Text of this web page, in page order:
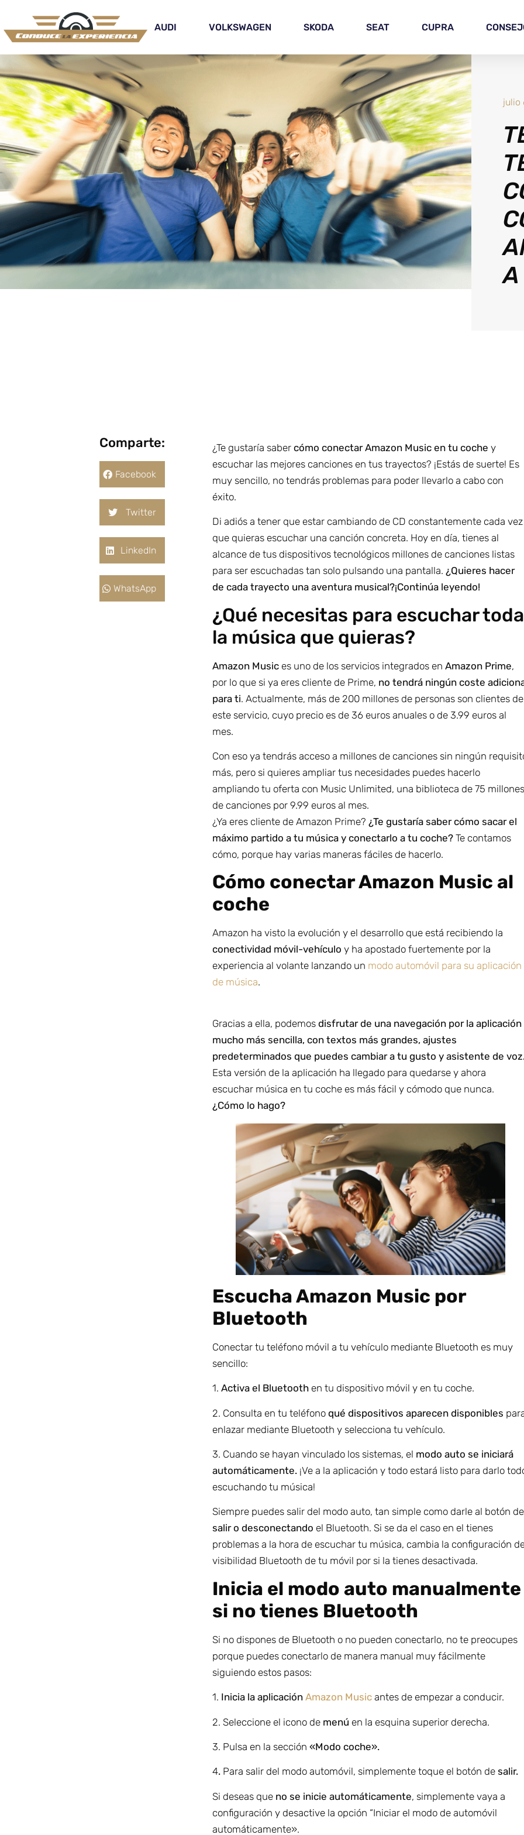
AUDI VOLKSWAGEN SKODA SEAT CUPRA
julio
A
Comparte:
Facebook
Twitter
LinkedIn
WhatsApp
¿Te gustaría sabercómo conectar Amazon Music en tu coche y
escuchar las mejores canciones en tus trayectos? ¡Estás de suerte! Es
muy sencillo, no tendrás problemas para poder llevarlo a cabo con
éxito.
Di adiós a tener que estar cambiando de CD constantemente cada vez
que quieras escuchar una canción concreta. Hoy en día, tienes al
alcance de tus dispositivos tecnológicos millones de canciones listas
para ser escuchadas tan solo pulsando una pantalla.¿Quieres hacer
de cada trayecto una aventura musical?¡Continúa leyendo!
¿Qué necesitas para escuchar toda
la música que quieras?
Amazon Music es uno de los servicios integrados en Amazon Prime,
por lo que si ya eres cliente de Prime, no tendrá ningún coste
para ti. Actualmente, más de 200 millones de personas son clientes de
este servicio, cuyo precio es de 36 euros anuales o de 3.99 euros al
mes.
Con eso ya tendrás acceso a millones de canciones sin ningún
más, pero si quieres ampliar tus necesidades puedes hacerlo
ampliando tu oferta con Music Unlimited, una biblioteca de 75 millones
de canciones por 9.99 euros al mes.
¿Ya eres cliente de Amazon Prime? ¿Te gustaría saber cómo sacar el
máximo partido a tu música y conectarlo a tu coche?Te contamos
cómo, porque hay varias maneras fáciles de hacerlo.
Cómo conectar Amazon Music al
coche
Amazon ha visto la evolución y el desarrollo que está recibiendo la
conectividad móvil-vehículoy ha apostado fuertemente por la
experiencia al volante lanzando un modo automóvil para su aplicación
de música.
Gracias a ella, podemos disfrutar de una navegación por la aplicación
mucho más sencilla, con textos más grandes, ajustes
predeterminados que puedes cambiar a tu gusto y asistente de
Esta versión de la aplicación ha llegado para quedarse y ahora
escuchar música en tu coche es más fácil y cómodo que nunca.
¿Cómo lo hago?
Escucha Amazon Music por
Bluetooth
Conectar tu teléfono móvil a tu vehículo mediante Bluetooth es muy
sencillo:
1. Activa el Bluetooth en tu dispositivo móvil y en tu coche.
2. Consulta en tu teléfonoqué dispositivos aparecen disponibles
enlazar mediante Bluetooth y selecciona tu vehículo.
3. Cuando se hayan vinculado los sistemas, el modo auto se iniciará
automáticamente. ¡Ve a la aplicación y todo estará listo para darlo
escuchando tu música!
Siempre puedes salir del modo auto, tan simple como darle al botón de
salir o desconectando el Bluetooth. Si se da el caso en el tienes
problemas a la hora de escuchar tu música, cambia la configuración
visibilidad Bluetooth de tu móvil por si la tienes desactivada.
Inicia el modo auto manualmente
si no tienes Bluetooth
Si no dispones de Bluetooth o no pueden conectarlo, no te preocupes
porque puedes conectarlo de manera manual muy fácilmente
siguiendo estos pasos:
1. Inicia la aplicaciónAmazon Musicantes de empezar a conducir.
2. Seleccione el icono de menú en la esquina superior derecha.
3. Pulsa en la sección«Modo coche».
4. Para salir del modo automóvil, simplemente toque el botón de salir.
Si deseas que no se inicie automáticamente, simplemente vaya a
configuración y desactive la opción “Iniciar el modo de automóvil
automáticamente».